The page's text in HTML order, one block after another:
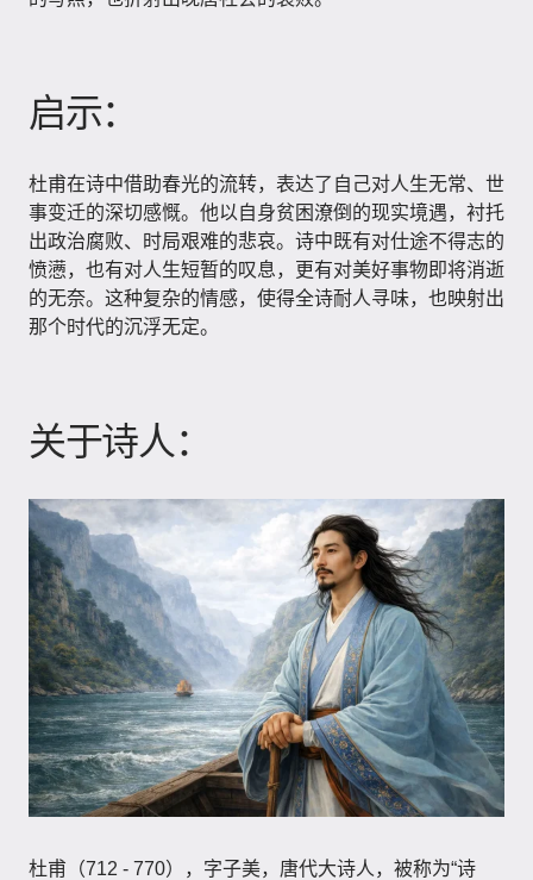
启示：
杜甫在诗中借助春光的流转，表达了自己对人生无常、世
事变迁的深切感慨。他以自身贫困潦倒的现实境遇，衬托
出政治腐败、时局艰难的悲哀。诗中既有对仕途不得志的
愤懑，也有对人生短暂的叹息，更有对美好事物即将消逝
的无奈。这种复杂的情感，使得全诗耐人寻味，也映射出
那个时代的沉浮无定。
关于诗人：
杜甫（712 - 770），字子美，唐代大诗人，被称为“诗